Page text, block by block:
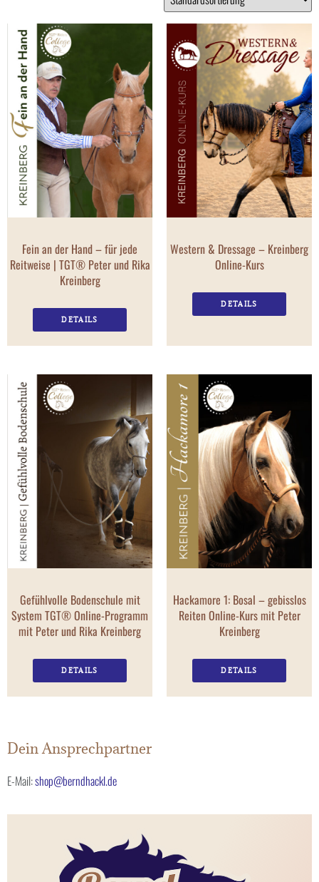
Fein an der Hand – für jede
Reitweise | TGT® Peter und Rika
Kreinberg
DETAILS
Western & Dressage – Kreinberg
Online-Kurs
DETAILS
Gefühlvolle Bodenschule mit
System TGT® Online-Programm
mit Peter und Rika Kreinberg
DETAILS
Hackamore 1: Bosal – gebisslos
Reiten Online-Kurs mit Peter
Kreinberg
DETAILS
Dein Ansprechpartner
E-Mail:shop@berndhackl.de